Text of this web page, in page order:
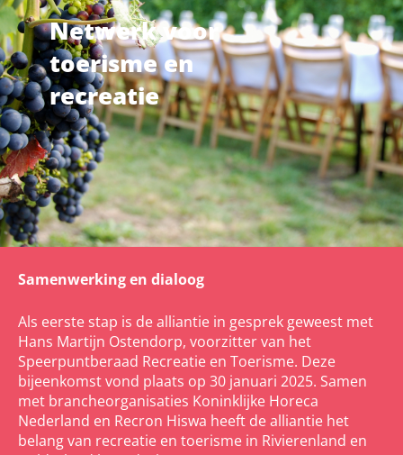
Netwerk voor
toerisme en
recreatie
Samenwerking en dialoog
Als eerste stap is de alliantie in gesprek geweest met
Hans Martijn Ostendorp, voorzitter van het
Speerpuntberaad Recreatie en Toerisme. Deze
bijeenkomst vond plaats op 30 januari 2025. Samen
met brancheorganisaties Koninklijke Horeca
Nederland en Recron Hiswa heeft de alliantie het
belang van recreatie en toerisme in Rivierenland en